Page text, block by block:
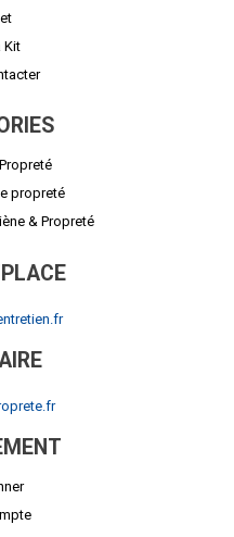
Kit
propreté
& Propreté